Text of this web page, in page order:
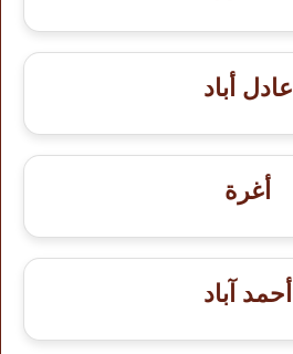
عادل أباد
أغرة
أحمد آباد